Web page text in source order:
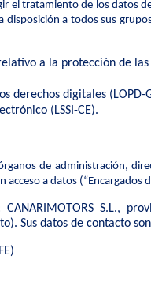
el tratamiento de los datos
a todos sus
a la protección de
derechos digitales (LOPD-
(LSSI-CE).
de administración,
acceso a datos (“Encargados
S.L.,
Sus datos de contacto